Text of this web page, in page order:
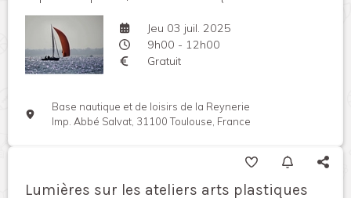
Jeu 03 juil. 2025
9h00 - 12h00
Gratuit
Base nautique et de loisirs de la Reynerie
Imp. Abbé Salvat, 31100 Toulouse, France
Lumières sur les ateliers arts plastiques